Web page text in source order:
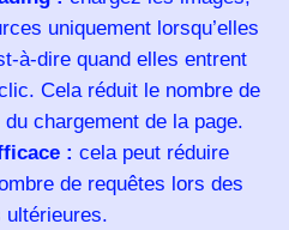
uniquement lorsqu’elles
à-dire quand elles entrent
Cela réduit le nombre de
chargement de la page.
: cela peut réduire
de requêtes lors des
ultérieures.